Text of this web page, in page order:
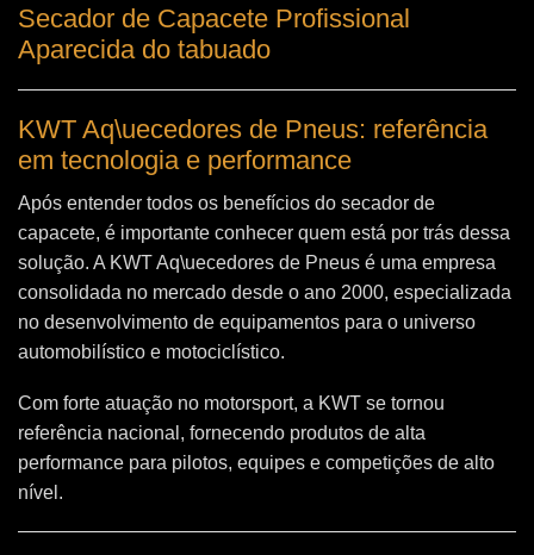
Secador de Capacete Profissional
Aparecida do tabuado
KWT Aq\uecedores de Pneus: referência
em tecnologia e performance
Após entender todos os benefícios do secador de
capacete, é importante conhecer quem está por trás dessa
solução. A KWT Aq\uecedores de Pneus é uma empresa
consolidada no mercado desde o ano 2000, especializada
no desenvolvimento de equipamentos para o universo
automobilístico e motociclístico.
Com forte atuação no motorsport, a KWT se tornou
referência nacional, fornecendo produtos de alta
performance para pilotos, equipes e competições de alto
nível.